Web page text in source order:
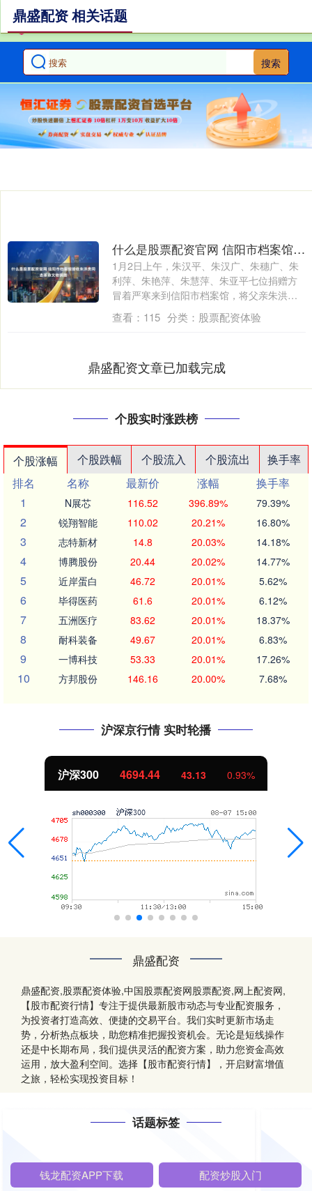
搜索
鼎盛配资 相关话题
什么是股票配资官网 信阳市档案馆接收朱洪贵同志革命文物捐赠
1月2日上午，朱汉平、朱汉广、朱穗广、朱
利萍、朱艳萍、朱慧萍、朱亚平七位捐赠方
冒着严寒来到信阳市档案馆，将父亲朱洪贵
同志....
查看： 115 分类： 股票配资体验
鼎盛配资文章已加载完成
个股实时涨跌榜
个股涨幅 个股跌幅 个股流入 个股流出
换手率
排名
名称 最新价 涨幅
换手率
1
N展芯 116.52 396.89% 79.39%
2 锐翔智能 110.02 20.21% 16.80%
3 志特新材 14.8 20.03% 14.18%
4 博腾股份 20.44 20.02% 14.77%
5 近岸蛋白 46.72 20.01% 5.62%
6 毕得医药 61.6 20.01% 6.12%
7 五洲医疗 83.62 20.01% 18.37%
8 耐科装备 49.67 20.01% 6.83%
9 一博科技 53.33 20.01% 17.26%
10 方邦股份 146.16 20.00% 7.68%
沪深京行情 实时轮播
沪深300 4694.44 43.13 0.93%
鼎盛配资
鼎盛配资,股票配资体验,中国股票配资网股票配资,网上配资网,
【股市配资行情】专注于提供最新股市动态与专业配资服务，
为投资者打造高效、便捷的交易平台。我们实时更新市场走
势，分析热点板块，助您精准把握投资机会。无论是短线操作
还是中长期布局，我们提供灵活的配资方案，助力您资金高效
运用，放大盈利空间。选择【股市配资行情】，开启财富增值
之旅，轻松实现投资目标！
话题标签
钱龙配资APP下载 配资炒股入门